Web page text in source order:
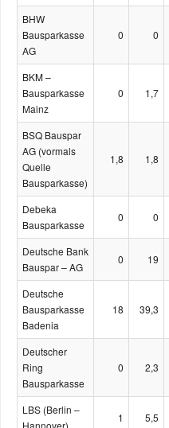
BHW
Bausparkasse
AG
0 0
BKM –
Bausparkasse
Mainz
0 1,7
BSQ Bauspar
AG (vormals
Quelle
Bausparkasse)
1,8 1,8
Debeka
Bausparkasse
0 0
Deutsche Bank
Bauspar – AG
0 19
Deutsche
Bausparkasse
Badenia
18 39,3
Deutscher
Ring
Bausparkasse
0 2,3
LBS (Berlin –
Hannover)
1 5,5